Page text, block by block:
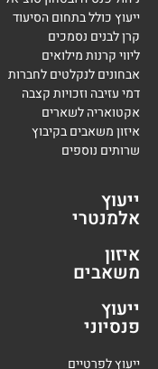
ייעוץ כולל בתחום הסיעוד
קרן לבנים נסמכים
ליווי קרנות מילואים
אבחונים לנקלטים לחברות
דמי עזיבה וזכויות קצבה
אקטואריה לשארים
איזון משאבים בקיבוץ
שרותים נוספים
ייעוץ
אלמנטרי
איזון
משאבים
ייעוץ
פנסיוני
ייעוץ לפרטיים